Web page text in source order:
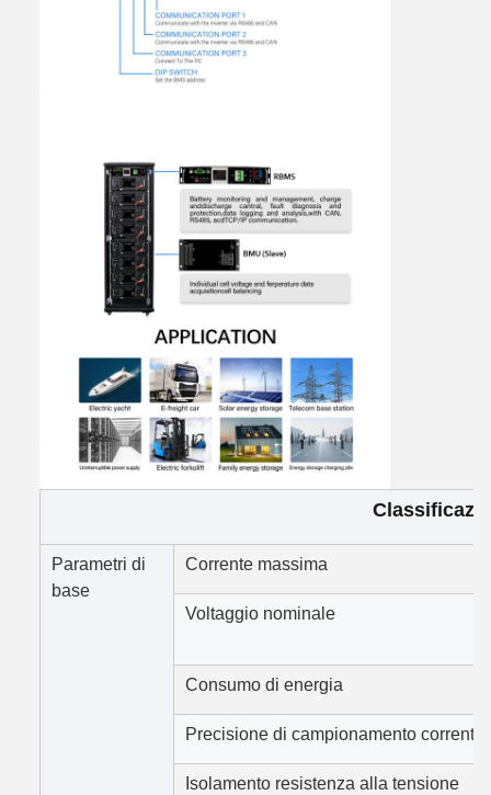
Parametri di
base
Corrente massima
Voltaggio nominale
Consumo di energia
Precisione di campionamento corrente
Isolamento resistenza alla tensione